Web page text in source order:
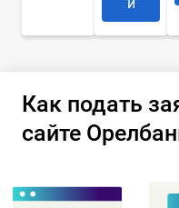
Как подать
сайте